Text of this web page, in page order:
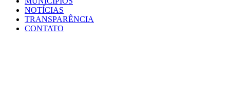
NOTÍCIAS
TRANSPARÊNCIA
CONTATO